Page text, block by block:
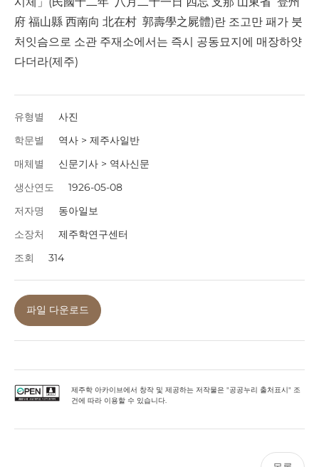
府 福山縣 西南向 北在村 郭壽學之屍體)란 조고만 패가 붓
처잇슴으로 소관 주재소에서는 즉시 공동묘지에 매장하얏
다더라(제주)
유형별
사진
학문별
역사 > 제주사일반
매체별
신문기사 > 역사신문
생산연도
1926-05-08
저자명
동아일보
소장처
제주학연구센터
조회
314
파일 다운로드
제주학 아카이브에서 창작 및 제공하는 저작물은 "공공누리 출처표시" 조
건에 따라 이용할 수 있습니다.